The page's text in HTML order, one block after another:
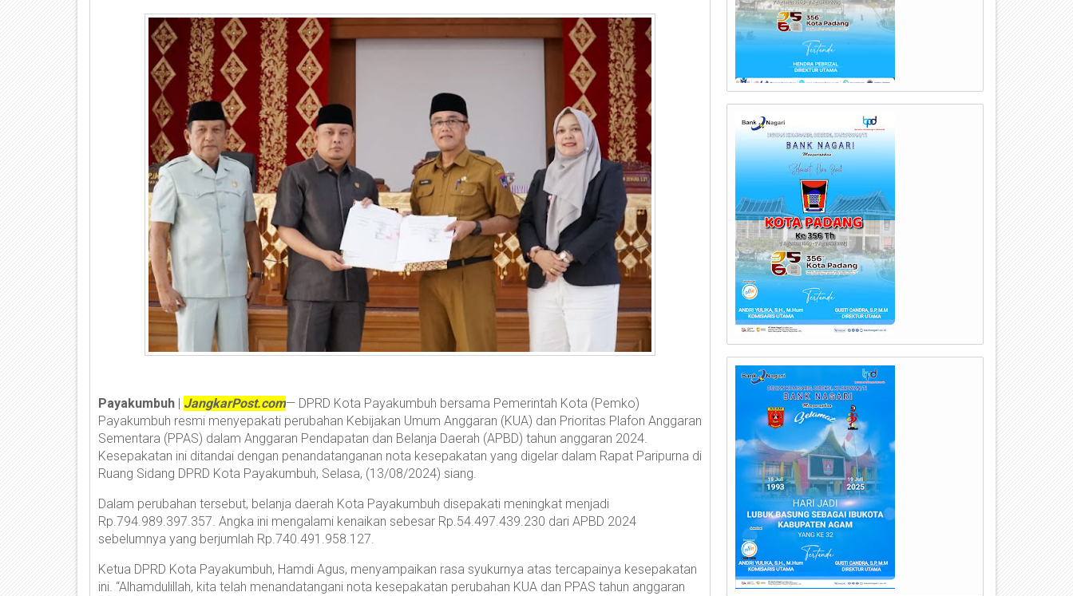
Payakumbuh JangkarPost.com— DPRD Kota Payakumbuh bersama Pemerintah Kota (Pemko)
Payakumbuh resmi menyepakati perubahan Kebijakan Umum Anggaran (KUA) dan Prioritas Plafon Anggaran
Sementara (PPAS) dalam Anggaran Pendapatan dan Belanja Daerah (APBD) tahun anggaran 2024.
Kesepakatan ini ditandai dengan penandatanganan nota kesepakatan yang digelar dalam Rapat Paripurna di
Ruang Sidang DPRD Kota Payakumbuh, Selasa, (13/08/2024) siang.
Dalam perubahan tersebut, belanja daerah Kota Payakumbuh disepakati meningkat menjadi
Rp.794.989.397.357. Angka ini mengalami kenaikan sebesar Rp.54.497.439.230 dari APBD 2024
sebelumnya yang berjumlah Rp.740.491.958.127.
Ketua DPRD Kota Payakumbuh, Hamdi Agus, menyampaikan rasa syukurnya atas tercapainya kesepakatan
ini. “Alhamdulillah, kita telah menandatangani nota kesepakatan perubahan KUA dan PPAS tahun anggaran